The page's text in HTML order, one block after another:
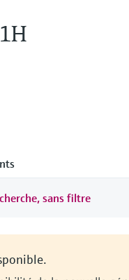
sans filtre